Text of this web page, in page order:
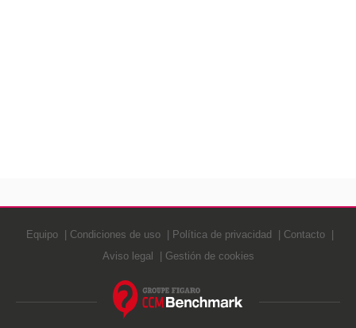
Equipo Condiciones de uso Política de privacidad
Contacto
Aviso legal
Gestión de cookies